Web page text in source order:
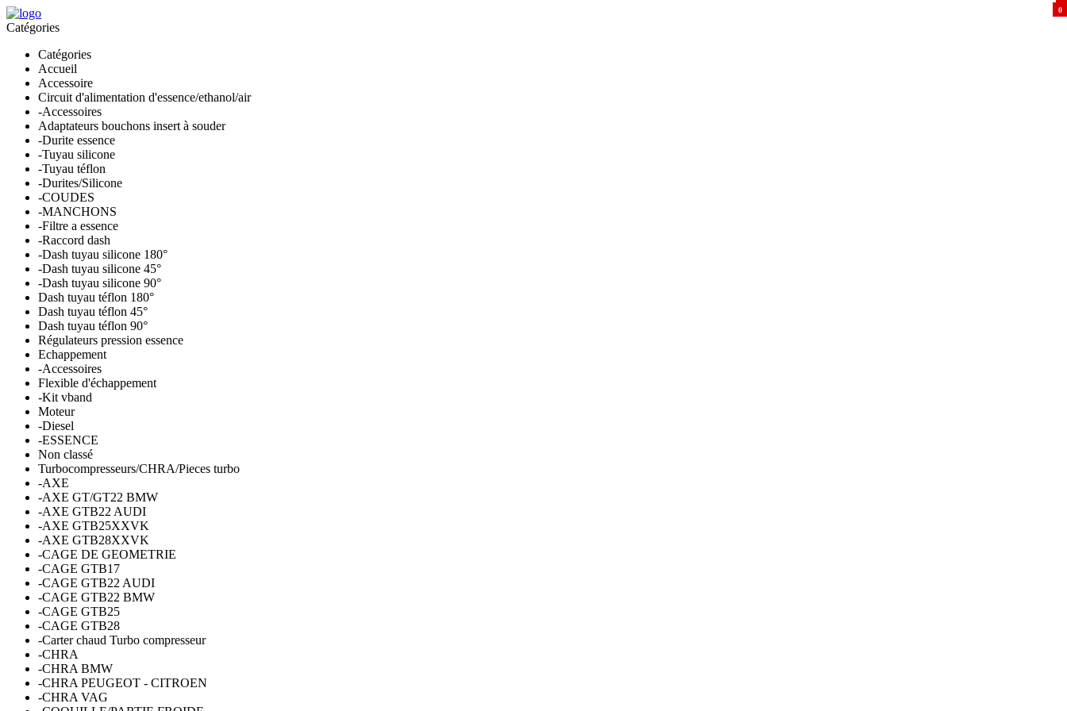
Catégories
Catégories
Accueil
Accessoire
Circuit d'alimentation d'essence/ethanol/air
-Accessoires
Adaptateurs bouchons insert à souder
-Durite essence
-Tuyau silicone
-Tuyau téflon
-Durites/Silicone
-COUDES
-MANCHONS
-Filtre a essence
-Raccord dash
-Dash tuyau silicone 180°
-Dash tuyau silicone 45°
-Dash tuyau silicone 90°
Dash tuyau téflon 180°
Dash tuyau téflon 45°
Dash tuyau téflon 90°
Régulateurs pression essence
Echappement
-Accessoires
Flexible d'échappement
-Kit vband
Moteur
-Diesel
-ESSENCE
Non classé
Turbocompresseurs/CHRA/Pieces turbo
-AXE
-AXE GT/GT22 BMW
-AXE GTB22 AUDI
-AXE GTB25XXVK
-AXE GTB28XXVK
-CAGE DE GEOMETRIE
-CAGE GTB17
-CAGE GTB22 AUDI
-CAGE GTB22 BMW
-CAGE GTB25
-CAGE GTB28
-Carter chaud Turbo compresseur
-CHRA
-CHRA BMW
-CHRA PEUGEOT - CITROEN
-CHRA VAG
00